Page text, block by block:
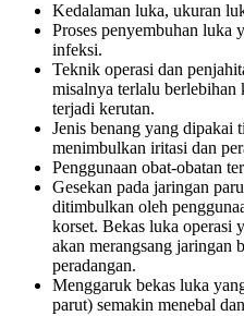
Kedalaman luka, ukuran
Proses penyembuhan luka
infeksi.
Teknik operasi dan
misalnya terlalu berlebihan
terjadi kerutan.
Jenis benang yang dipakai
menimbulkan iritasi dan
Penggunaan obat-obatan
Gesekan pada jaringan
ditimbulkan oleh
korset. Bekas luka operasi
akan merangsang jaringan
peradangan.
Menggaruk bekas luka
parut) semakin menebal